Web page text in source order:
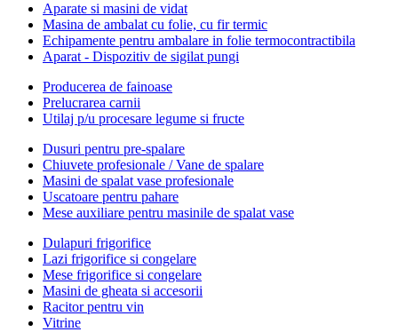
Aparate si masini de vidat
Masina de ambalat cu folie, cu fir termic
Echipamente pentru ambalare in folie termocontractibila
Aparat - Dispozitiv de sigilat pungi
Producerea de fainoase
Prelucrarea carnii
Utilaj p/u procesare legume si fructe
Dusuri pentru pre-spalare
Chiuvete profesionale / Vane de spalare
Masini de spalat vase profesionale
Uscatoare pentru pahare
Mese auxiliare pentru masinile de spalat vase
Dulapuri frigorifice
Lazi frigorifice si congelare
Mese frigorifice si congelare
Masini de gheata si accesorii
Racitor pentru vin
Vitrine